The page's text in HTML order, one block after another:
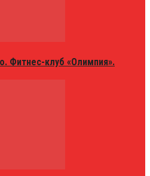
Фитнес-клуб «Олимпия».